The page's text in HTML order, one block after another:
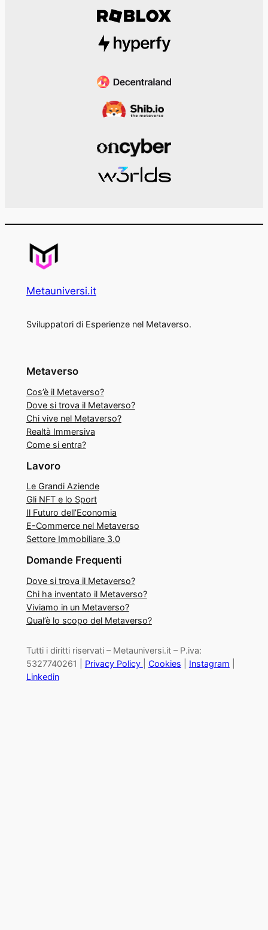
Metauniversi.it
Sviluppatori di Esperienze nel Metaverso.
Metaverso
Cos’è il Metaverso?
Dove si trova il Metaverso?
Chi vive nel Metaverso?
Realtà Immersiva
Come si entra?
Lavoro
Le Grandi Aziende
Gli NFT e lo Sport
Il Futuro dell’Economia
E-Commerce nel Metaverso
Settore Immobiliare 3.0
Domande Frequenti
Dove si trova il Metaverso?
Chi ha inventato il Metaverso?
Viviamo in un Metaverso?
Qual’è lo scopo del Metaverso?
Tutti i diritti riservati – Metauniversi.it – P.iva:
5327740261 | Privacy Policy Cookies Instagram
Linkedin